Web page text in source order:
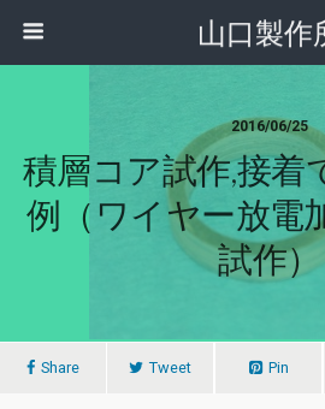
山口製作
2016/06/25
積層コア試作,接着
例（ワイヤー放電
試作）
Share Tweet Pin